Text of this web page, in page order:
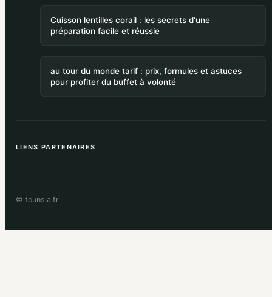
Cuisson lentilles corail : les secrets d'une
préparation facile et réussie
au tour du monde tarif : prix, formules et astuces
pour profiter du buffet à volonté
LIENS PARTENAIRES
© tounsia.fr